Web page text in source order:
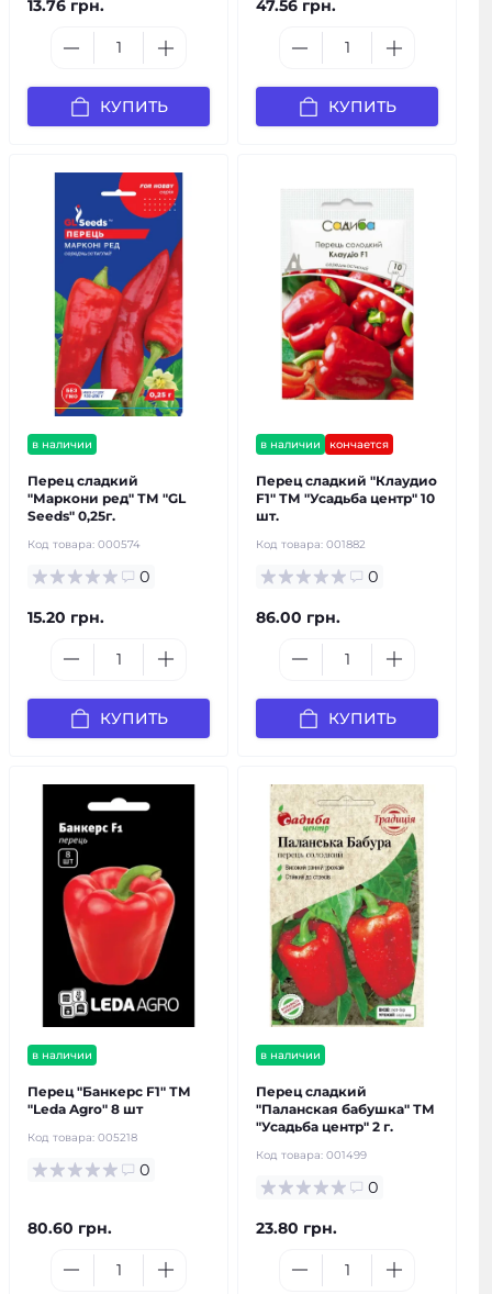
13.76 грн.
КУПИТЬ
47.56 грн.
КУПИТЬ
в наличии
Перец сладкий
"Маркони ред" ТМ "GL
Seeds" 0,25г.
Код товара: 000574
0
15.20 грн.
КУПИТЬ
в наличии кончается
Перец сладкий "Клаудио
F1" ТМ "Усадьба центр" 10
шт.
Код товара: 001882
0
86.00 грн.
КУПИТЬ
в наличии
Перец "Банкерс F1" ТМ
"Leda Agro" 8 шт
Код товара: 005218
0
80.60 грн.
в наличии
Перец сладкий
"Паланская бабушка" ТМ
"Усадьба центр" 2 г.
Код товара: 001499
0
23.80 грн.